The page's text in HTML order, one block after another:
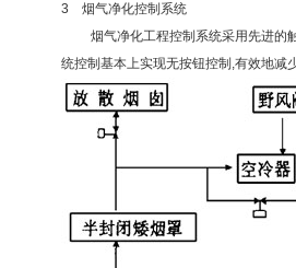
3 烟气净化控制系统
烟气净化工程控制系统采用先进的触
统控制基本上实现无按钮控制,有效地减